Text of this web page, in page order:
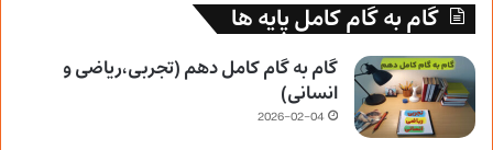
گام به گام کامل پایه ها
گام به گام کامل دهم (تجربی،ریاضی و
انسانی)
2026-02-04